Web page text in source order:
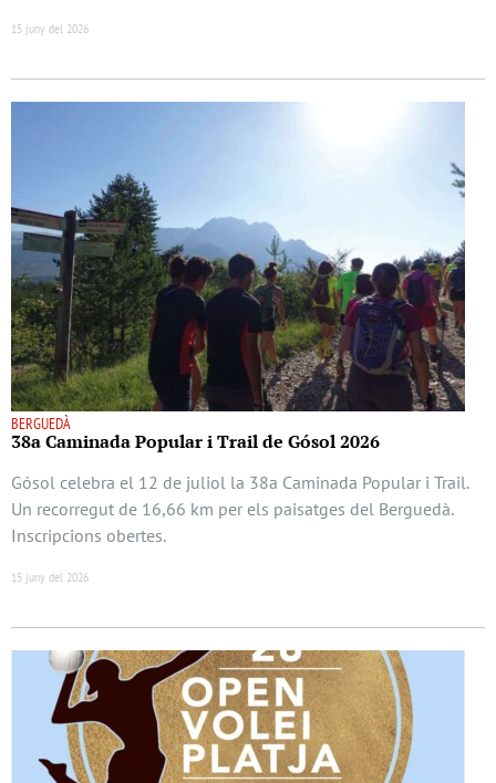
15 juny del 2026
BERGUEDÀ
38a Caminada Popular i Trail de Gósol 2026
Gósol celebra el 12 de juliol la 38a Caminada Popular i Trail.
Un recorregut de 16,66 km per els paisatges del Berguedà.
Inscripcions obertes.
15 juny del 2026